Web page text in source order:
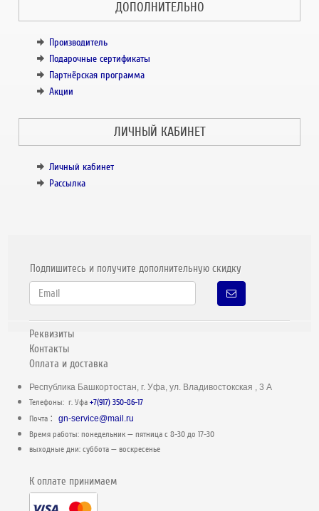
ДОПОЛНИТЕЛЬНО
Производитель
Подарочные сертификаты
Партнёрская программа
Акции
ЛИЧНЫЙ КАБИНЕТ
Личный кабинет
Рассылка
Подпишитесь и получите дополнительную скидку
Реквизиты
Контакты
Оплата и доставка
Республика Башкортостан, г. Уфа, ул. Владивостокская , 3 А
Телефоны: г. Уфа+7(917) 350-86-17
Почта :gn-service@mail.ru
Время работы: понедельник — пятница c 8-30 до 17-30
выходные дни: суббота — воскресенье
К оплате принимаем